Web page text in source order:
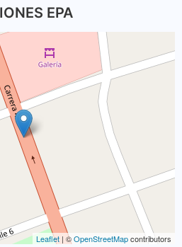
EPA
Leaflet | ©OpenStreetMapcontributors